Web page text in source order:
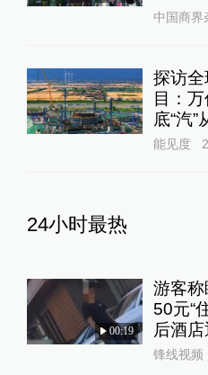
探访
目：万
底“汽”
能见度
24小时最热
00:19
游客
50元“
后酒
锋线视频